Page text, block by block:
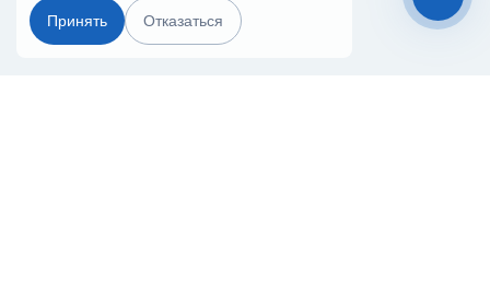
Принять Отказаться